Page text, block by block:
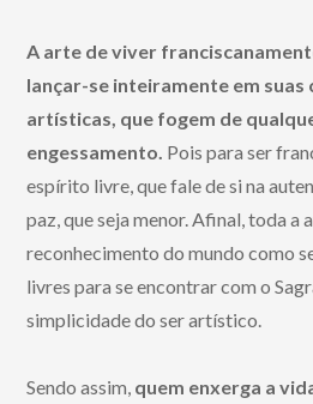
A arte de viver
lançar-se inteiramente em suas
artísticas, que fogem de
engessamento. Pois para ser
espírito livre, que fale de si na
paz, que seja menor. Afinal, toda a
reconhecimento do mundo como
livres para se encontrar com o
simplicidade do ser artístico.
Sendo assim, quem enxerga a